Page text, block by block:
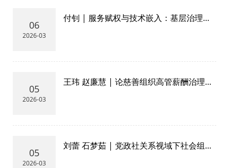
06
2026-03
付钊 | 服务赋权与技术嵌入：基层治理社
05
2026-03
王玮 赵廉慧 | 论慈善组织高管薪酬治理的
05
2026-03
刘蕾 石梦茹 | 党政社关系视域下社会组织